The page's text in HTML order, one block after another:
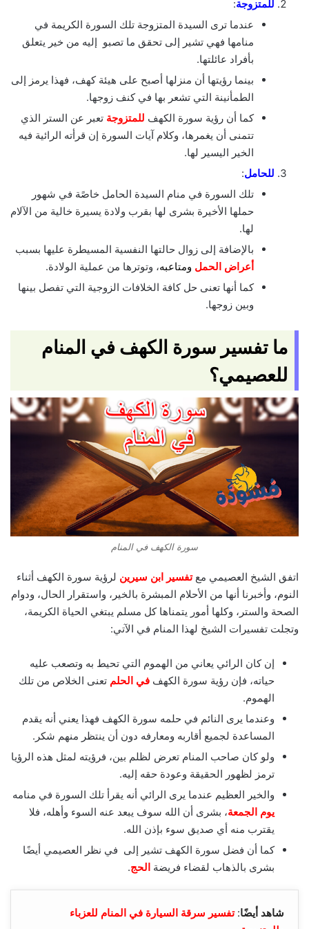
للمتزوجة:
عندما ترى السيدة المتزوجة تلك السورة الكريمة في
منامها فهي تشير إلى تحقق ما تصبو إليه من خير يتعلق
بأفراد عائلتها.
بينما رؤيتها أن منزلها أصبح على هيئة كهف، فهذا يرمز إلى
الطمأنينة التي تشعر بها في كنف زوجها.
كما أن رؤية سورة الكهف للمتزوجة تعبر عن الستر الذي
تتمنى أن يغمرها، وكلام آيات السورة إن قرأته الرائية فيه
الخير اليسير لها.
للحامل:
تلك السورة في منام السيدة الحامل خاصًة في شهور
حملها الأخيرة بشرى لها بقرب ولادة يسيرة خالية من الآلام
لها.
بالإضافة إلى زوال حالتها النفسية المسيطرة عليها بسبب
أعراض الحمل ومتاعبه، وتوترها من عملية الولادة.
كما أنها تعنى حل كافة الخلافات الزوجية التي تفصل بينها
وبين زوجها.
ما تفسير سورة الكهف في المنام
للعصيمي؟
سورة الكهف في المنام
اتفق الشيخ العصيمي معتفسير ابن سيرين لرؤية سورة الكهف أثناء
النوم، وأخبرنا أنها من الأحلام المبشرة بالخير، واستقرار الحال، ودوام
الصحة والستر، وكلها أمور يتمناها كل مسلم يبتغي الحياة الكريمة،
وتجلت تفسيرات الشيخ لهذا المنام في الآتي:
إن كان الرائي يعاني من الهموم التي تحيط به وتصعب عليه
حياته، فإن رؤية سورة الكهف في الحلم تعنى الخلاص من تلك
الهموم.
وعندما يرى النائم في حلمه سورة الكهف فهذا يعني أنه يقدم
المساعدة لجميع أقاربه ومعارفه دون أن ينتظر منهم شكر.
ولو كان صاحب المنام تعرض لظلم بين، فرؤيته لمثل هذه الرؤيا
ترمز لظهور الحقيقة وعودة حقه إليه.
والخير العظيم عندما يرى الرائي أنه يقرأ تلك السورة في منامه
يوم الجمعة، بشرى أن الله سوف يبعد عنه السوء وأهله، فلا
يقترب منه أي صديق سوء بإذن الله.
كما أن فضل سورة الكهف تشير إلى في نظر العصيمي أيضًا
بشرى بالذهاب لقضاء فريضة الحج.
شاهد أيضًا:تفسير سرقة السيارة في المنام للعزباء